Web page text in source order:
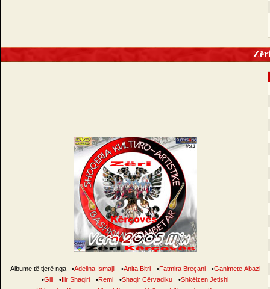
Albume të tjerë nga •Adelina Ismajli •Anita Bitri •Fatmira Breçani •Ganimete Abazi
•Gili •Ilir Shaqiri •Remi •Shaqir Cërvadiku •Shkëlzen Jetishi